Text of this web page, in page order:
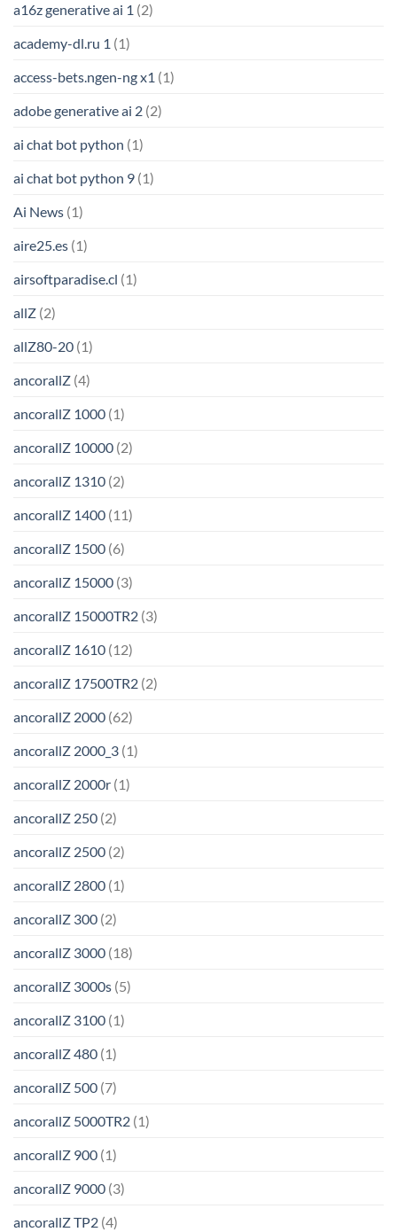
a16z generative ai 1 (2)
academy-dl.ru 1 (1)
access-bets.ngen-ng x1 (1)
adobe generative ai 2 (2)
ai chat bot python (1)
ai chat bot python 9 (1)
Ai News (1)
aire25.es (1)
airsoftparadise.cl (1)
allZ (2)
allZ80-20 (1)
ancorallZ (4)
ancorallZ 1000 (1)
ancorallZ 10000 (2)
ancorallZ 1310 (2)
ancorallZ 1400 (11)
ancorallZ 1500 (6)
ancorallZ 15000 (3)
ancorallZ 15000TR2 (3)
ancorallZ 1610 (12)
ancorallZ 17500TR2 (2)
ancorallZ 2000 (62)
ancorallZ 2000_3 (1)
ancorallZ 2000r (1)
ancorallZ 250 (2)
ancorallZ 2500 (2)
ancorallZ 2800 (1)
ancorallZ 300 (2)
ancorallZ 3000 (18)
ancorallZ 3000s (5)
ancorallZ 3100 (1)
ancorallZ 480 (1)
ancorallZ 500 (7)
ancorallZ 5000TR2 (1)
ancorallZ 900 (1)
ancorallZ 9000 (3)
ancorallZ TP2 (4)